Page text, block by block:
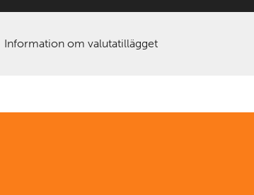
Information om valutatillägget